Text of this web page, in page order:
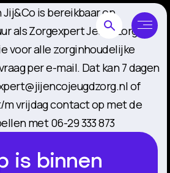
Jij&Co is bereikbaar op
als Zorgexpert Jeugdzorg
voor alle zorginhoudelijke
per e-mail. Dat kan 7 dagen
of
m vrijdag contact op met de
met 06-29 333 873
is binnen